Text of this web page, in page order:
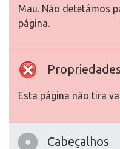
Mau. Não detetámos
página.
Esta página não tira
Cabeçalhos